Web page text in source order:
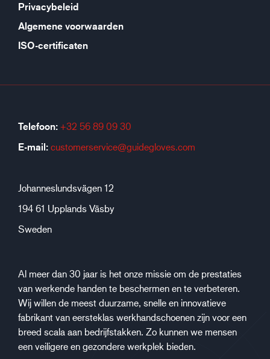
Privacybeleid
Algemene voorwaarden
ISO-certificaten
Telefoon: +32 56 89 09 30
E-mail: customerservice@guidegloves.com
Johanneslundsvägen 12
194 61 Upplands Väsby
Sweden
Al meer dan 30 jaar is het onze missie om de prestaties
van werkende handen te beschermen en te verbeteren.
Wij willen de meest duurzame, snelle en innovatieve
fabrikant van eersteklas werkhandschoenen zijn voor een
breed scala aan bedrijfstakken. Zo kunnen we mensen
een veiligere en gezondere werkplek bieden.